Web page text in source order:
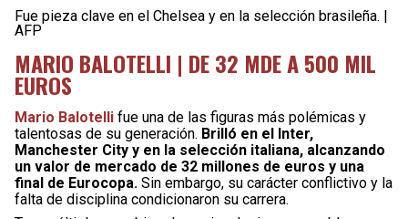
Fue pieza clave en el Chelsea y en la selección brasileña. |
AFP
MARIO BALOTELLI | DE 32 MDE A 500 MIL
EUROS
Mario Balotelli fue una de las figuras más polémicas y
talentosas de su generación. Brilló en el Inter,
Manchester City y en la selección italiana, alcanzando
un valor de mercado de 32 millones de euros y una
final de Eurocopa. Sin embargo, su carácter conflictivo y la
falta de disciplina condicionaron su carrera.